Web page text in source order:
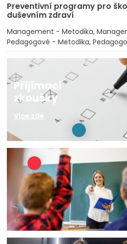
Preventivní programy pro
duševním zdraví
Management - Metodika
Pedagogové - Metodika
Přijímací
zkoušky
Více zde